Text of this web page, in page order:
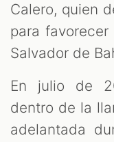
Calero, quien
para
Salvador de
En julio de
dentro de la
adelantada